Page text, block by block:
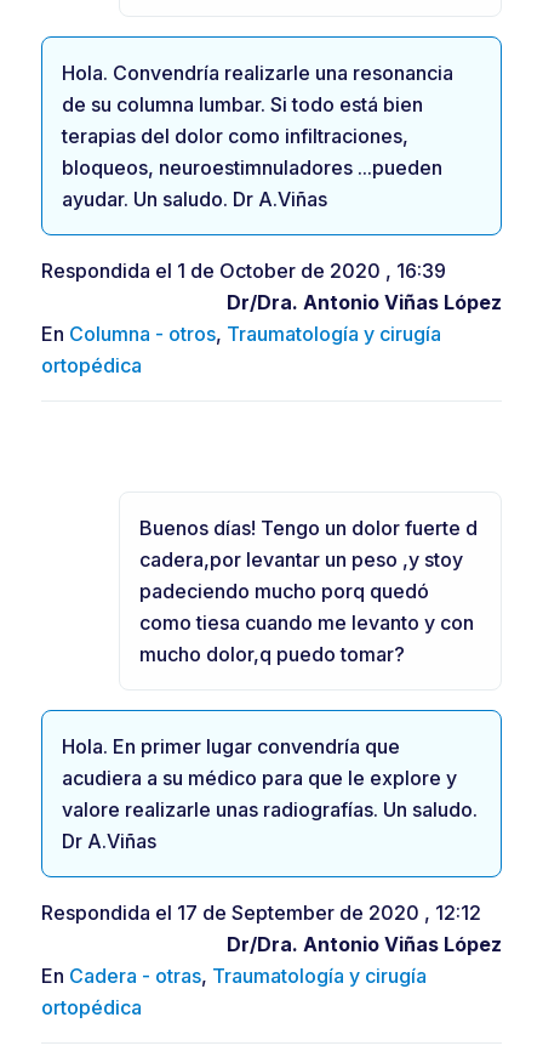
Hola. Convendría realizarle una resonancia
de su columna lumbar. Si todo está bien
terapias del dolor como infiltraciones,
bloqueos, neuroestimnuladores ...pueden
ayudar. Un saludo. Dr A.Viñas
Respondida el 1 de October de 2020 , 16:39
Dr/Dra. Antonio Viñas López
En Columna - otros, Traumatología y cirugía
ortopédica
Buenos días! Tengo un dolor fuerte d
cadera,por levantar un peso ,y stoy
padeciendo mucho porq quedó
como tiesa cuando me levanto y con
mucho dolor,q puedo tomar?
Hola. En primer lugar convendría que
acudiera a su médico para que le explore y
valore realizarle unas radiografías. Un saludo.
Dr A.Viñas
Respondida el 17 de September de 2020 , 12:12
Dr/Dra. Antonio Viñas López
En Cadera - otras, Traumatología y cirugía
ortopédica